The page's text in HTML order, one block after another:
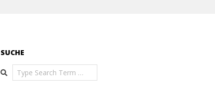
SUCHE
Search